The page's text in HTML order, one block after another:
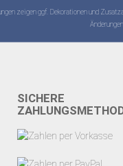
zeigen ggf. Dekorationen und
SICHERE